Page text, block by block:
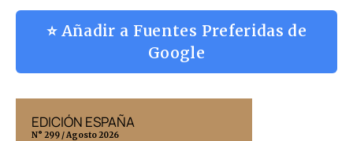
⭐ Añadir a Fuentes Preferidas de
Google
EDICIÓN ESPAÑA
N° 299 / Agosto 2026